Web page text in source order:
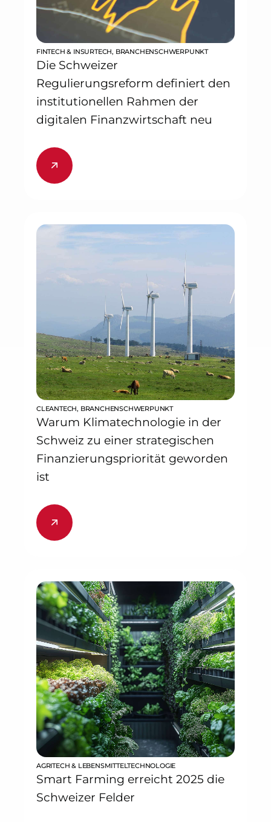
FINTECH & INSURTECH, BRANCHENSCHWERPUNKT
Die Schweizer
Regulierungsreform definiert den
institutionellen Rahmen der
digitalen Finanzwirtschaft neu
CLEANTECH, BRANCHENSCHWERPUNKT
Warum Klimatechnologie in der
Schweiz zu einer strategischen
Finanzierungspriorität geworden
ist
AGRITECH & LEBENSMITTELTECHNOLOGIE
Smart Farming erreicht 2025 die
Schweizer Felder